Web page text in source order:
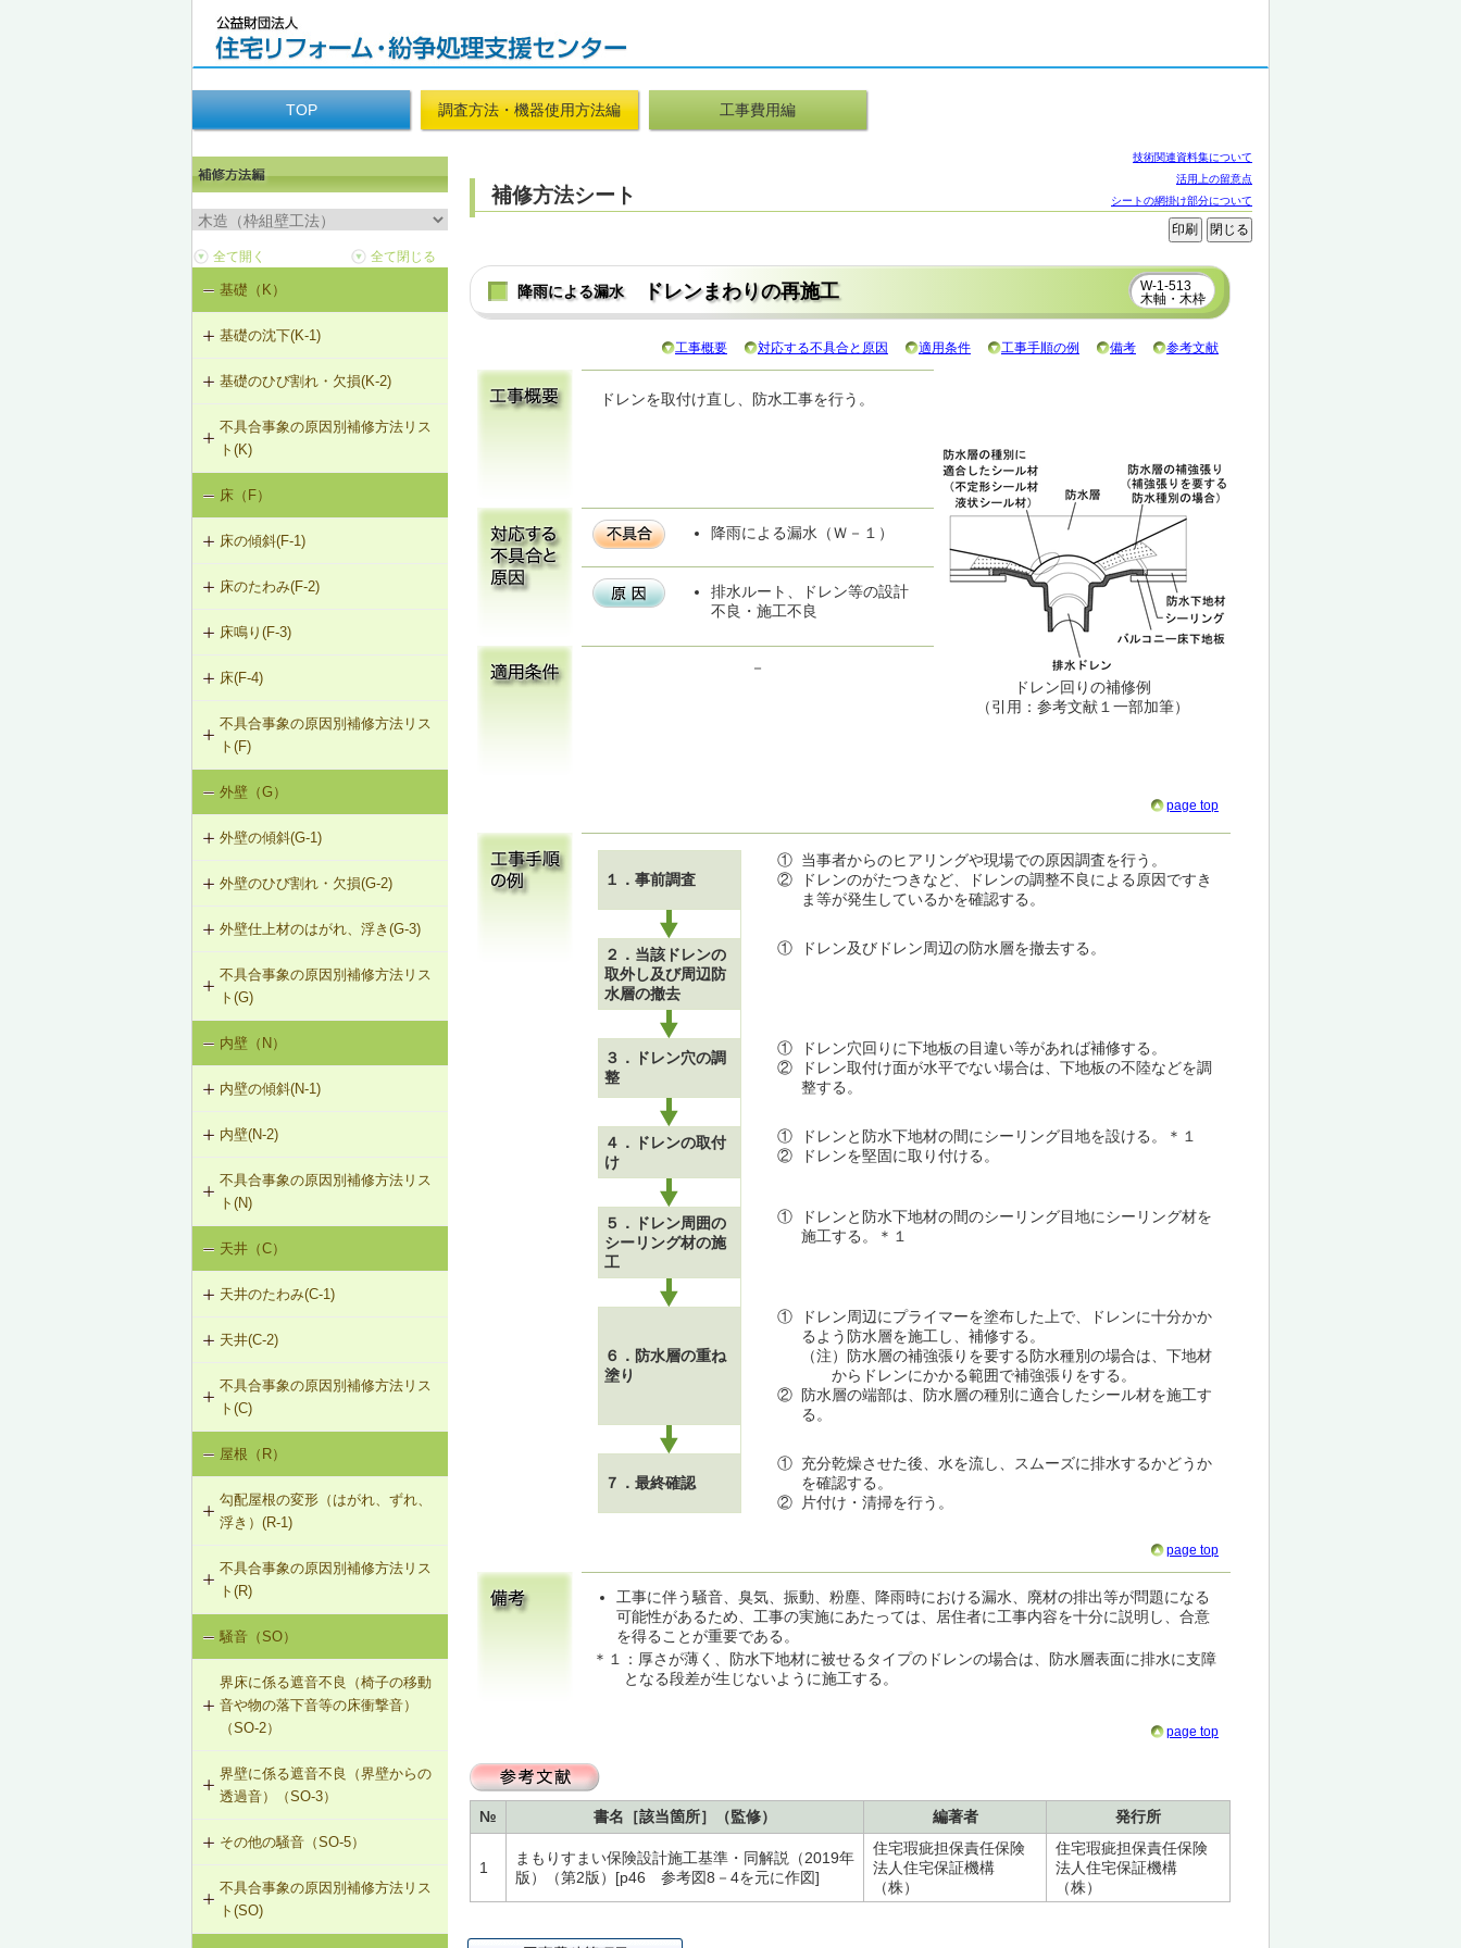
TOP 調査方法・機器使用方法編 工事費用編
基礎（K）
基礎の沈下(K-1)
K-1-501 基礎をジャッキアップのう
え、鋼管圧入工法
K-1-502 基礎をジャッキアップのう
え、耐圧版工法
K-1-503 グラウト注入工法
基礎のひび割れ・欠損(K-2)
K-2-501 樹脂注入工法
K-2-502 充填工法
K-2-503 打直し工法
不具合事象の原因別補修方法リス
ト(K)
基礎の沈下（K-1）
基礎のひび割れ・欠損（K-2）
床（F）
床の傾斜(F-1)
F-1-201 添え床根太による床根太の
補強（2階以上の場合）
F-1-202 添え床梁による床梁の補強
F-1-203 床梁の取替え
F-1-204 たて枠による床梁の補強
F-1-205 既存まぐさを新規まぐさに
F-1-209 大引きの補修
F-1-503 束石の再設置
床のたわみ(F-2)
F-2-201 床根太の交換（1階の場合）
F-2-202 下張材の張替え
床鳴り(F-3)
F-3-201 下張材の留付け直し
F-3-202 床鳴りの補修
床(F-4)
F-4-001 ビニル床シートの張替え
F-4-002 カーペットの張替え
F-4-501 フローリングの張替え
不具合事象の原因別補修方法リス
ト(F)
床の傾斜（F-1）
床のたわみ（F-2）
床鳴り（F-3）
外壁（G）
外壁の傾斜(G-1)
G-1-201 耐力壁線内の開口部を壁と
する補強
G-1-202 耐力壁の壁量増加による補
強
G-1-203 外壁の建て入れ不良是正
を補強①
G-1-205 集中荷重でたわんだたて枠
G-1-206 断面欠損等によりたわんだ
外壁のひび割れ・欠損(G-2)
G-2-201 モルタル塗替え（下張材込
み）
G-2-202 モルタル塗替え
G-2-501 ひび割れ改修工法（外壁
部）
部）
外壁仕上材のはがれ、浮き(G-3)
G-3-201 サイディングの張替え
G-3-501 サイディングのひび割れの
補修
不具合事象の原因別補修方法リス
ト(G)
外壁の傾斜（G-1）
外壁のひび割れ・欠損（G-2）
外壁仕上材のはがれ、浮き（G-3）
内壁（N）
内壁の傾斜(N-1)
N-1-001 下地材・仕上材の取替え
（内壁部）
内壁(N-2)
N-2-001 仕上材の張替え（内壁部）
不具合事象の原因別補修方法リス
ト(N)
内壁の傾斜（N-1）
天井（C）
天井のたわみ(C-1)
C-1-201 天井根太の補強
天井(C-2)
C-2-001 天井仕上材の張替え
不具合事象の原因別補修方法リス
ト(C)
天井のたわみ（C-1）
屋根（R）
勾配屋根の変形（はがれ、ずれ、
浮き）(R-1)
R-1-201 屋根梁の補強（屋根梁方
式）
R-1-202 たる木の添え木補強（たる
木方式）①
R-1-203 たる木の添え木補強（たる
木方式）②
R-1-204 トラスの接点の補強（トラ
ス方式）
R-1-205 たる木つなぎの位置・数量
R-1-206 束による屋根梁の補強（屋
不具合事象の原因別補修方法リス
ト(R)
勾配屋根の変形（はがれ、ずれ、浮
き）（R-1）
騒音（SO）
界床に係る遮音不良（椅子の移動
音や物の落下音等の床衝撃音）
（SO-2）
SO-2-501 軽量床衝撃音に対する遮
音性能のあるフローリング材（床下
地材等を含む）への交換
界壁に係る遮音不良（界壁からの
透過音）（SO-3）
SO-3-501 界壁へのせっこうボード
の増し張り
その他の騒音（SO-5）
SO-5-501 外壁内透湿防水シートの
留め付け補修
不具合事象の原因別補修方法リス
ト(SO)
補修方法シート
技術関連資料集について
活用上の留意点
シートの網掛け部分について
降雨による漏水 ドレンまわりの再施工
W-1-513
木軸・木枠
工事概要 対応する不具合と原因 適用条件 工事手順の例 備考 参考文献
ドレンを取付け直し、防水工事を行う。
ドレン回りの補修例
（引用：参考文献１一部加筆）
降雨による漏水（Ｗ－１）
排水ルート、ドレン等の設計
不良・施工不良
－
page top
１．事前調査
① 当事者からのヒアリングや現場での原因調査を行う。
②
ドレンのがたつきなど、ドレンの調整不良による原因ですき
ま等が発生しているかを確認する。
２．当該ドレンの
取外し及び周辺防
水層の撤去
① ドレン及びドレン周辺の防水層を撤去する。
３．ドレン穴の調
整
①
ドレン穴回りに下地板の目違い等があれば補修する。
②
ドレン取付け面が水平でない場合は、下地板の不陸などを調
整する。
４．ドレンの取付
け
①
ドレンと防水下地材の間にシーリング目地を設ける。＊１
②
ドレンを堅固に取り付ける。
５．ドレン周囲の
シーリング材の施
工
①
ドレンと防水下地材の間のシーリング目地にシーリング材を
施工する。＊１
６．防水層の重ね
塗り
①
ドレン周辺にプライマーを塗布した上で、ドレンに十分かか
るよう防水層を施工し、補修する。
（注）防水層の補強張りを要する防水種別の場合は、下地材
からドレンにかかる範囲で補強張りをする。
② 防水層の端部は、防水層の種別に適合したシール材を施工す
る。
７．最終確認
① 充分乾燥させた後、水を流し、スムーズに排水するかどうか
を確認する。
②
片付け・清掃を行う。
page top
工事に伴う騒音、臭気、振動、粉塵、降雨時における漏水、廃材の排出等が問題になる
可能性があるため、工事の実施にあたっては、居住者に工事内容を十分に説明し、合意
を得ることが重要である。
＊１：厚さが薄く、防水下地材に被せるタイプのドレンの場合は、防水層表面に排水に支障
となる段差が生じないように施工する。
page top
№ 書名［該当箇所］（監修） 編著者 発行所
1
まもりすまい保険設計施工基準・同解説（2019年
版）（第2版）[p46 参考図8－4を元に作図]
住宅瑕疵担保責任保険
法人住宅保証機構
（株）
住宅瑕疵担保責任保険
法人住宅保証機構
（株）